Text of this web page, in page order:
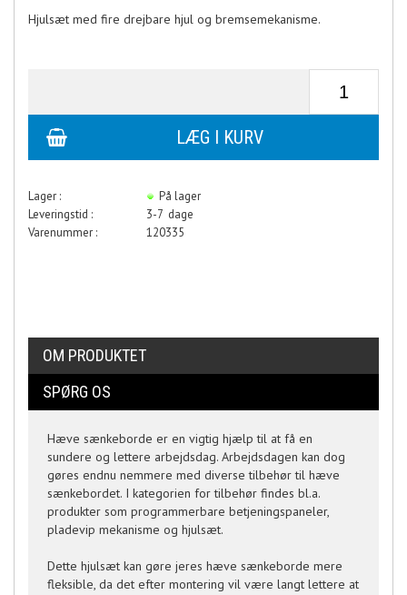
Hjulsæt med fire drejbare hjul og bremsemekanisme.
Lager :
På lager
Leveringstid :
3-7 dage
Varenummer :
120335
OM PRODUKTET
SPØRG OS
Hæve sænkeborde er en vigtig hjælp til at få en
sundere og lettere arbejdsdag. Arbejdsdagen kan dog
gøres endnu nemmere med diverse tilbehør til hæve
sænkebordet. I kategorien for tilbehør findes bl.a.
produkter som programmerbare betjeningspaneler,
pladevip mekanisme og hjulsæt.
Dette hjulsæt kan gøre jeres hæve sænkeborde mere
fleksible, da det efter montering vil være langt lettere at